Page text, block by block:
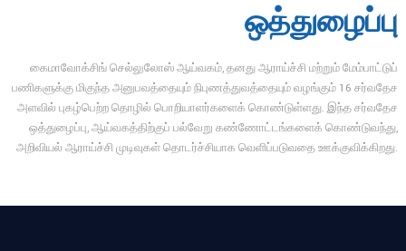
ஒத்துழைப்பு
கைமாவோக்சிங் செல்லுலோஸ் ஆய்வகம், தனது ஆராய்ச்சி மற்றும் மேம்பாட்டுப்
பணிகளுக்கு மிகுந்த அனுபவத்தையும் நிபுணத்துவத்தையும் வழங்கும் 16 சர்வதேச
அளவில் புகழ்பெற்ற தொழில் பொறியாளர்களைக் கொண்டுள்ளது. இந்த சர்வதேச
ஒத்துழைப்பு, ஆய்வகத்திற்குப் பல்வேறு கண்ணோட்டங்களைக் கொண்டுவந்து,
அறிவியல் ஆராய்ச்சி முடிவுகள் தொடர்ச்சியாக வெளிப்படுவதை ஊக்குவிக்கிறது.